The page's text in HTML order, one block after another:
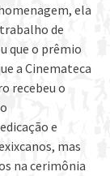
ela
de
que o prêmio
a Cinemateca
recebeu o
e
mas
na cerimônia